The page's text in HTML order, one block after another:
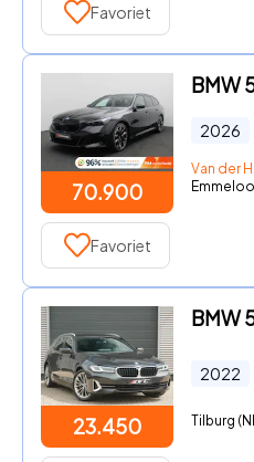
Favoriet
70.900
2026
Van der
Favoriet
23.450
2022
Tilburg